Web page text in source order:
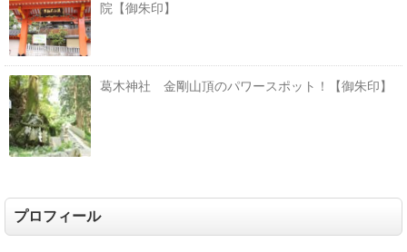
院【御朱印】
葛木神社 金剛山頂のパワースポット！【御朱印】
プロフィール